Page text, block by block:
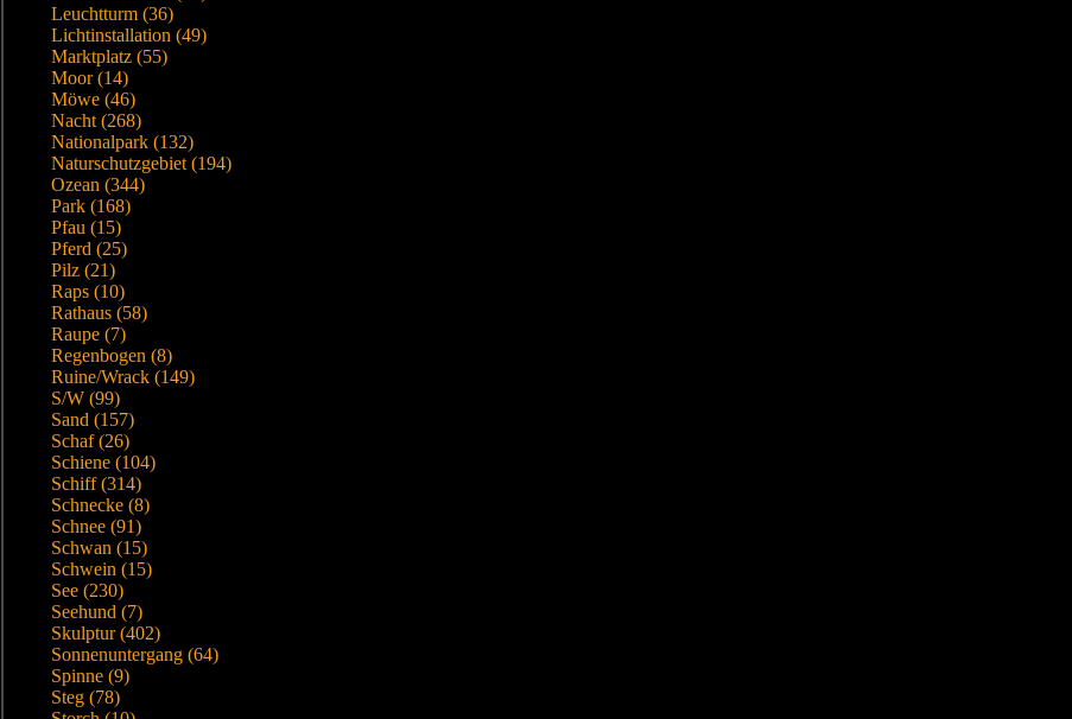
Leuchtturm (36)
Lichtinstallation (49)
Marktplatz (55)
Moor (14)
Möwe (46)
Nacht (268)
Nationalpark (132)
Naturschutzgebiet (194)
Ozean (344)
Park (168)
Pfau (15)
Pferd (25)
Pilz (21)
Raps (10)
Rathaus (58)
Raupe (7)
Regenbogen (8)
Ruine/Wrack (149)
S/W (99)
Sand (157)
Schaf (26)
Schiene (104)
Schiff (314)
Schnecke (8)
Schnee (91)
Schwan (15)
Schwein (15)
See (230)
Seehund (7)
Skulptur (402)
Sonnenuntergang (64)
Spinne (9)
Steg (78)